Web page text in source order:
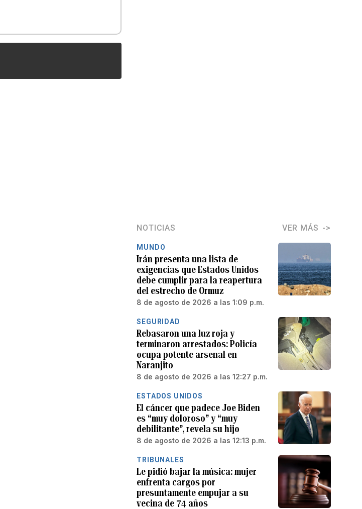
NOTICIAS VER MÁS
MUNDO
Irán presenta una lista de
exigencias que Estados Unidos
debe cumplir para la reapertura
del estrecho de Ormuz
8 de agosto de 2026 a las 1:09 p.m.
SEGURIDAD
Rebasaron una luz roja y
terminaron arrestados: Policía
ocupa potente arsenal en
Naranjito
8 de agosto de 2026 a las 12:27 p.m.
ESTADOS UNIDOS
El cáncer que padece Joe Biden
es “muy doloroso” y “muy
debilitante”, revela su hijo
8 de agosto de 2026 a las 12:13 p.m.
TRIBUNALES
Le pidió bajar la música: mujer
enfrenta cargos por
presuntamente empujar a su
vecina de 74 años